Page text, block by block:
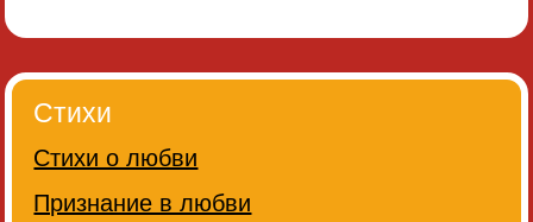
Стихи
Стихи о любви
Признание в любви